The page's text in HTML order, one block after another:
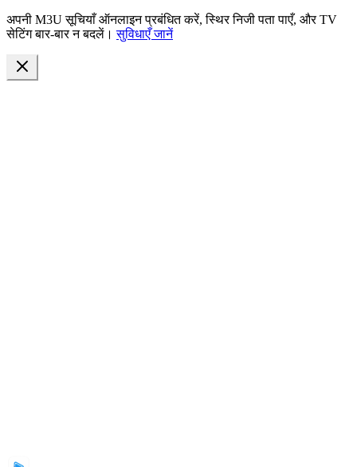
अपनी M3U सूचियाँ ऑनलाइन प्रबंधित करें, स्थिर निजी पता पाएँ, और TV
सेटिंग बार-बार न बदलें। सुविधाएँ जानें